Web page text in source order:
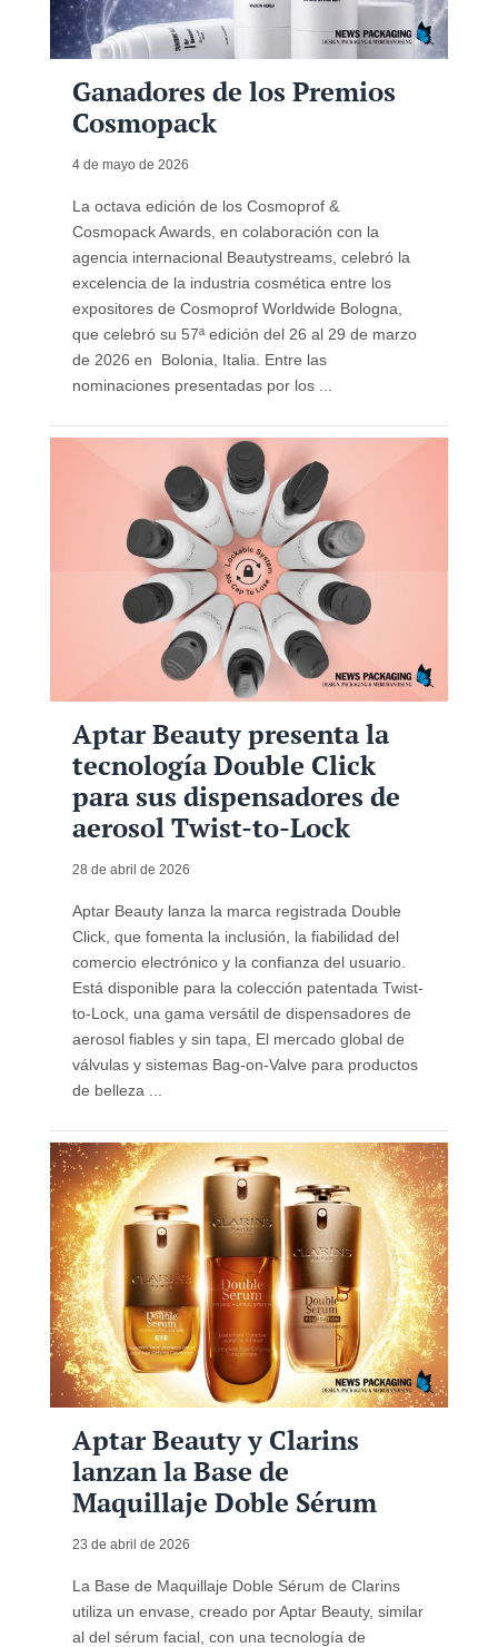
Ganadores de los Premios
Cosmopack
4 de mayo de 2026
La octava edición de los Cosmoprof &
Cosmopack Awards, en colaboración con la
agencia internacional Beautystreams, celebró la
excelencia de la industria cosmética entre los
expositores de Cosmoprof Worldwide Bologna,
que celebró su 57ª edición del 26 al 29 de marzo
de 2026 en Bolonia, Italia. Entre las
nominaciones presentadas por los ...
Aptar Beauty presenta la
tecnología Double Click
para sus dispensadores de
aerosol Twist-to-Lock
28 de abril de 2026
Aptar Beauty lanza la marca registrada Double
Click, que fomenta la inclusión, la fiabilidad del
comercio electrónico y la confianza del usuario.
Está disponible para la colección patentada Twist-
to-Lock, una gama versátil de dispensadores de
aerosol fiables y sin tapa, El mercado global de
válvulas y sistemas Bag-on-Valve para productos
de belleza ...
Aptar Beauty y Clarins
lanzan la Base de
Maquillaje Doble Sérum
23 de abril de 2026
La Base de Maquillaje Doble Sérum de Clarins
utiliza un envase, creado por Aptar Beauty, similar
al del sérum facial, con una tecnología de